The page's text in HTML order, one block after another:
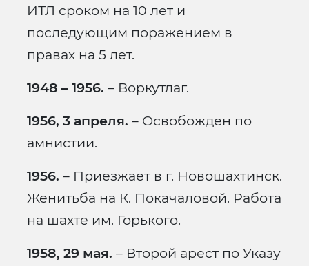
ИТЛ сроком на 10 лет и
последующим поражением в
правах на 5 лет.
1948 – 1956. – Воркутлаг.
1956, 3 апреля. – Освобожден по
амнистии.
1956. – Приезжает в г. Новошахтинск.
Женитьба на К. Покачаловой. Работа
на шахте им. Горького.
1958, 29 мая. – Второй арест по Указу